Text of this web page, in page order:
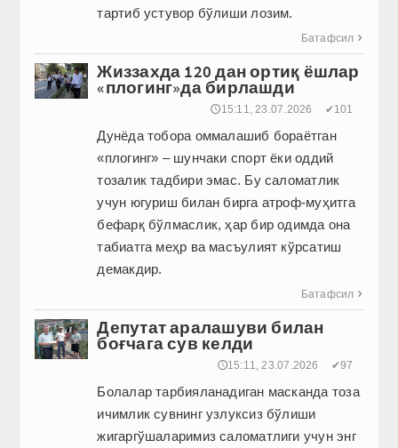
тартиб устувор бўлиши лозим.
Батафсил 
Жиззахда 120 дан ортиқ ёшлар
«плогинг»да бирлашди
🕔15:11, 23.07.2026 ✔101
Дунёда тобора оммалашиб бораётган
«плогинг» – шунчаки спорт ёки оддий
тозалик тадбири эмас. Бу саломатлик
учун югуриш билан бирга атроф-муҳитга
бефарқ бўлмаслик, ҳар бир одимда она
табиатга меҳр ва масъулият кўрсатиш
демакдир.
Батафсил 
Депутат аралашуви билан
боғчага сув келди
🕔15:11, 23.07.2026 ✔97
Болалар тарбияланадиган мас­канда тоза
ичимлик сувнинг узлуксиз бўлиши
жигаргўшаларимиз саломатлиги учун энг